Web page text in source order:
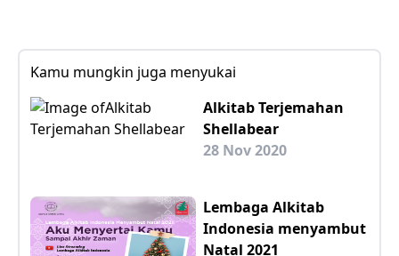
Kamu mungkin juga menyukai
Alkitab Terjemahan
Shellabear
28 Nov 2020
Lembaga Alkitab
Indonesia menyambut
Natal 2021